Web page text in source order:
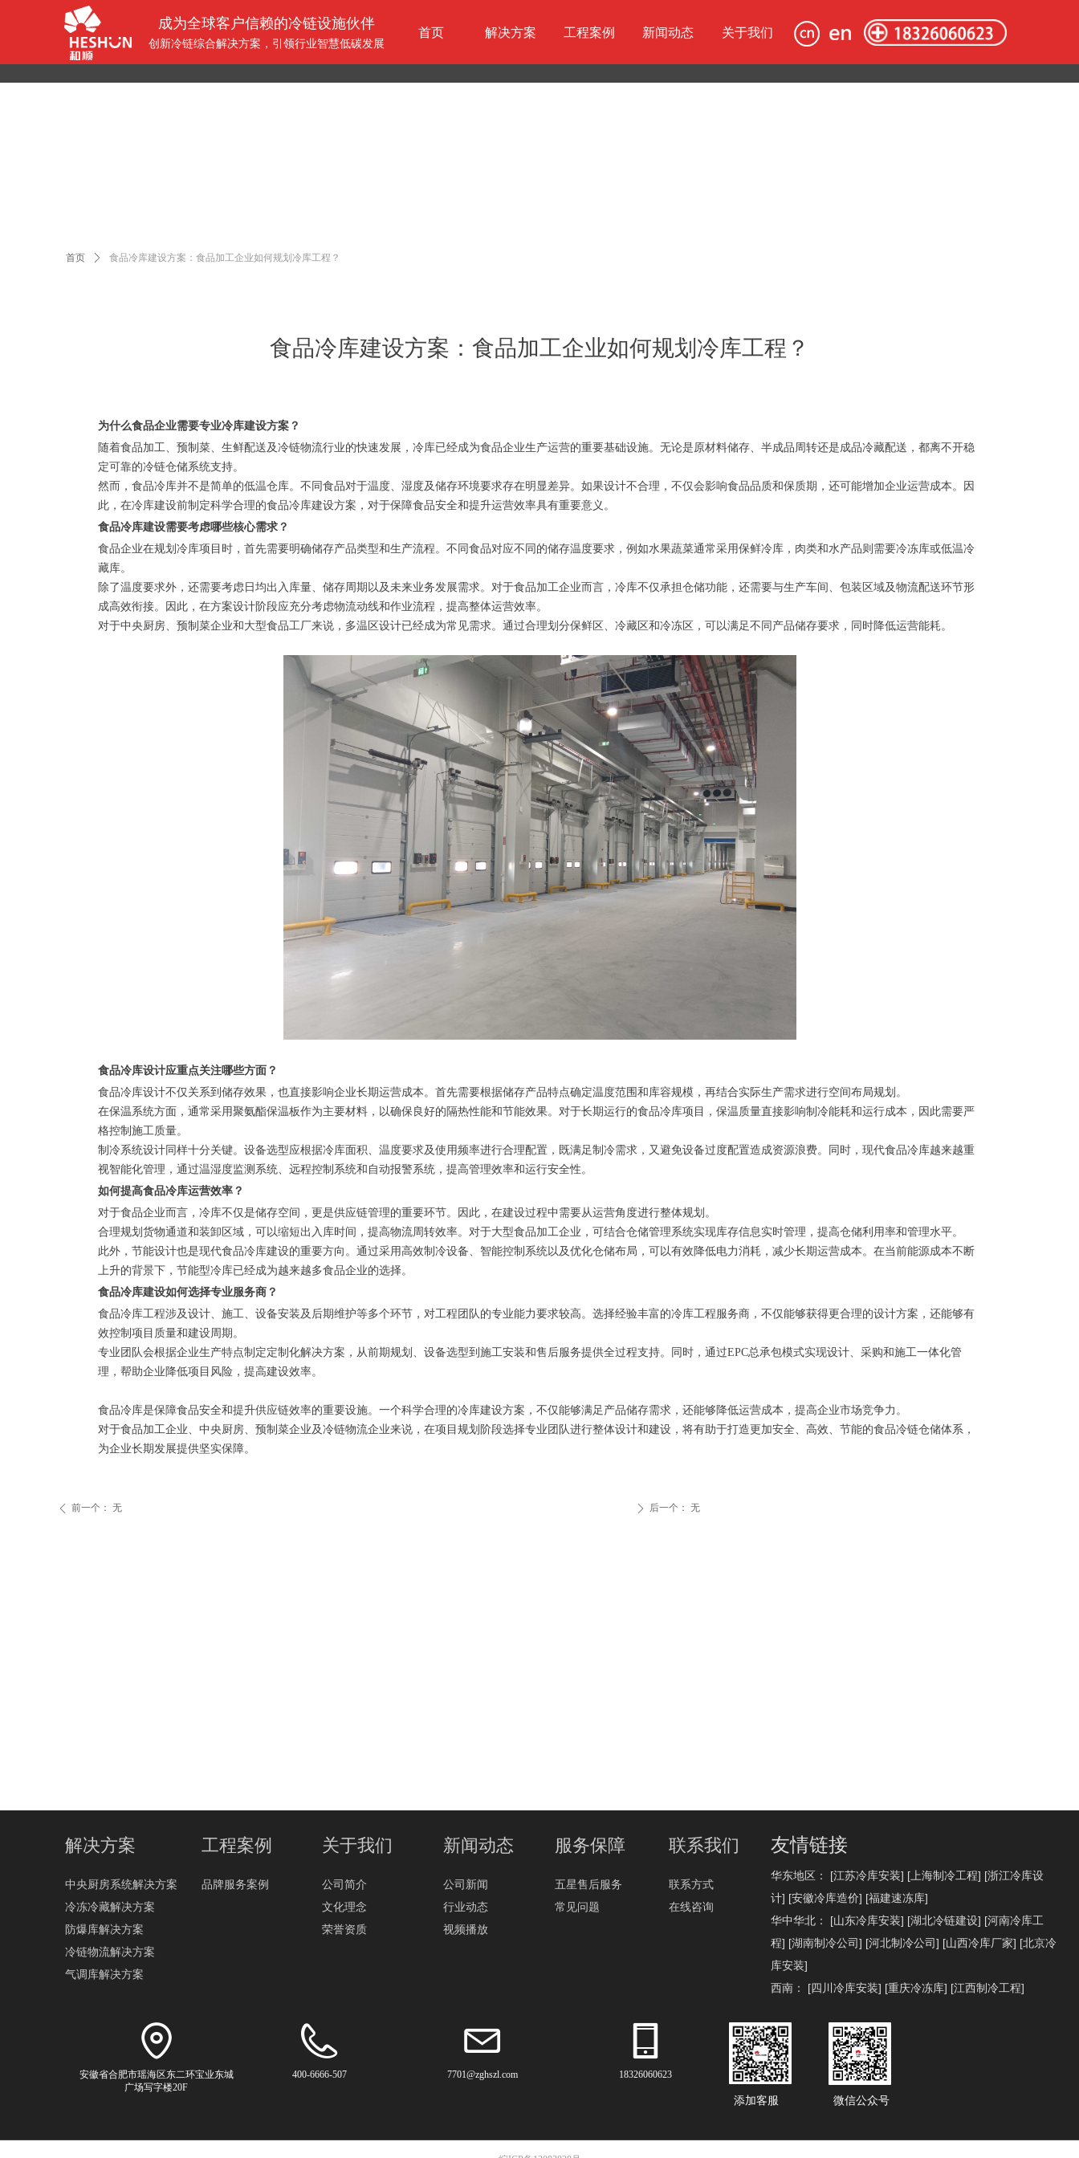
首页 解决方案 工程案例 新闻动态 关于我们
成为全球客户信赖的冷链设施伙伴
创新冷链综合解决方案，引领行业智慧低碳发展
食品冷库建设方案：食品加工企业如何规划冷库工程？
为什么食品企业需要专业冷库建设方案？
随着食品加工、预制菜、生鲜配送及冷链物流行业的快速发展，冷库已经成为食品企业生产运营的重要基础设施。无论是原材料储存、半成品周转还是成品冷藏配送，都离不开稳
定可靠的冷链仓储系统支持。
然而，食品冷库并不是简单的低温仓库。不同食品对于温度、湿度及储存环境要求存在明显差异。如果设计不合理，不仅会影响食品品质和保质期，还可能增加企业运营成本。因
此，在冷库建设前制定科学合理的食品冷库建设方案，对于保障食品安全和提升运营效率具有重要意义。
食品冷库建设需要考虑哪些核心需求？
食品企业在规划冷库项目时，首先需要明确储存产品类型和生产流程。不同食品对应不同的储存温度要求，例如水果蔬菜通常采用保鲜冷库，肉类和水产品则需要冷冻库或低温冷
藏库。
除了温度要求外，还需要考虑日均出入库量、储存周期以及未来业务发展需求。对于食品加工企业而言，冷库不仅承担仓储功能，还需要与生产车间、包装区域及物流配送环节形
成高效衔接。因此，在方案设计阶段应充分考虑物流动线和作业流程，提高整体运营效率。
对于中央厨房、预制菜企业和大型食品工厂来说，多温区设计已经成为常见需求。通过合理划分保鲜区、冷藏区和冷冻区，可以满足不同产品储存要求，同时降低运营能耗。
食品冷库设计应重点关注哪些方面？
食品冷库设计不仅关系到储存效果，也直接影响企业长期运营成本。首先需要根据储存产品特点确定温度范围和库容规模，再结合实际生产需求进行空间布局规划。
在保温系统方面，通常采用聚氨酯保温板作为主要材料，以确保良好的隔热性能和节能效果。对于长期运行的食品冷库项目，保温质量直接影响制冷能耗和运行成本，因此需要严
格控制施工质量。
制冷系统设计同样十分关键。设备选型应根据冷库面积、温度要求及使用频率进行合理配置，既满足制冷需求，又避免设备过度配置造成资源浪费。同时，现代食品冷库越来越重
视智能化管理，通过温湿度监测系统、远程控制系统和自动报警系统，提高管理效率和运行安全性。
如何提高食品冷库运营效率？
对于食品企业而言，冷库不仅是储存空间，更是供应链管理的重要环节。因此，在建设过程中需要从运营角度进行整体规划。
合理规划货物通道和装卸区域，可以缩短出入库时间，提高物流周转效率。对于大型食品加工企业，可结合仓储管理系统实现库存信息实时管理，提高仓储利用率和管理水平。
此外，节能设计也是现代食品冷库建设的重要方向。通过采用高效制冷设备、智能控制系统以及优化仓储布局，可以有效降低电力消耗，减少长期运营成本。在当前能源成本不断
上升的背景下，节能型冷库已经成为越来越多食品企业的选择。
食品冷库建设如何选择专业服务商？
食品冷库工程涉及设计、施工、设备安装及后期维护等多个环节，对工程团队的专业能力要求较高。选择经验丰富的冷库工程服务商，不仅能够获得更合理的设计方案，还能够有
效控制项目质量和建设周期。
专业团队会根据企业生产特点制定定制化解决方案，从前期规划、设备选型到施工安装和售后服务提供全过程支持。同时，通过EPC总承包模式实现设计、采购和施工一体化管
理，帮助企业降低项目风险，提高建设效率。
食品冷库是保障食品安全和提升供应链效率的重要设施。一个科学合理的冷库建设方案，不仅能够满足产品储存需求，还能够降低运营成本，提高企业市场竞争力。
对于食品加工企业、中央厨房、预制菜企业及冷链物流企业来说，在项目规划阶段选择专业团队进行整体设计和建设，将有助于打造更加安全、高效、节能的食品冷链仓储体系，
为企业长期发展提供坚实保障。
首页 ꄲ 食品冷库建设方案：食品加工企业如何规划冷库工程？
ꄴ 前一个： 无 ꄲ 后一个： 无
安徽省合肥市瑶海区东二环宝业东城
广场写字楼20F
400-6666-507 7701@zghszl.com 18326060623
解决方案
中央厨房系统解决方案
冷冻冷藏解决方案
防爆库解决方案
冷链物流解决方案
气调库解决方案
工程案例
品牌服务案例
关于我们
公司简介
文化理念
荣誉资质
新闻动态
公司新闻
行业动态
视频播放
服务保障
五星售后服务
常见问题
联系我们
联系方式
在线咨询
添加客服 微信公众号
友情链接
华东地区： [江苏冷库安装] [上海制冷工程] [浙江冷库设
计] [安徽冷库造价] [福建速冻库]
华中华北： [山东冷库安装] [湖北冷链建设] [河南冷库工
程] [湖南制冷公司] [河北制冷公司] [山西冷库厂家] [北京冷
库安装]
西南： [四川冷库安装] [重庆冷冻库] [江西制冷工程]